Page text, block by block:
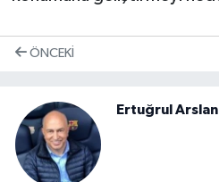
ÖNCEKI
Ertuğrul Arslan